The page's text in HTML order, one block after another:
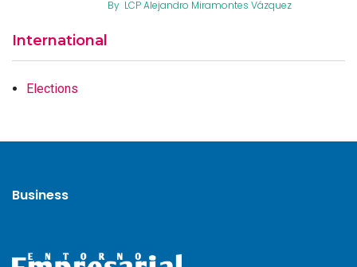
By LCP Alejandro Miramontes Vázquez
International
Elections
Business